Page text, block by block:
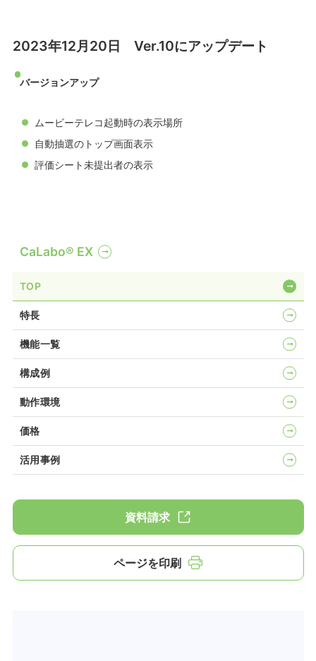
2023年12月20日 Ver.10にアップデート
バージョンアップ
ムービーテレコ起動時の表示場所
自動抽選のトップ画面表示
評価シート未提出者の表示
CaLabo® EX
TOP
特長
機能一覧
構成例
動作環境
価格
活用事例
資料請求
ページを印刷